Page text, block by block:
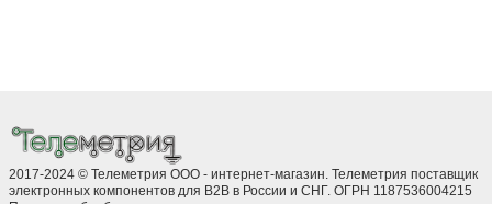
2017-2024 © Телеметрия ООО - интернет-магазин. Телеметрия поставщик
электронных компонентов для B2B в России и СНГ. ОГРН 1187536004215